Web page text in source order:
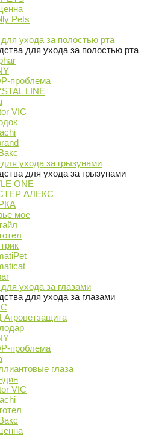
Pets
ухода за полостью рта
для ухода за полостью рта
проблема
LINE
VIC
ухода за грызунами
для ухода за грызунами
ONE
АЛЕКС
мое
ухода за глазами
для ухода за глазами
проблема
глаза
VIC